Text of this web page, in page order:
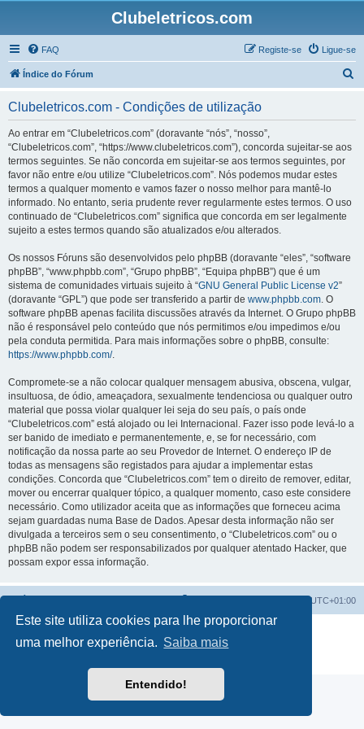
Este site utiliza cookies para lhe proporcionar
uma melhor experiência. Saiba mais
Entendido!
Clubeletricos.com
FAQ Ligue-se
Registe-se
Índice do Fórum
Clubeletricos.com - Condições de utilização
Ao entrar em “Clubeletricos.com” (doravante “nós”, “nosso”,
“Clubeletricos.com”, “https://www.clubeletricos.com”), concorda sujeitar-se aos
termos seguintes. Se não concorda em sujeitar-se aos termos seguintes, por
favor não entre e/ou utilize “Clubeletricos.com”. Nós podemos mudar estes
termos a qualquer momento e vamos fazer o nosso melhor para mantê-lo
informado. No entanto, seria prudente rever regularmente estes termos. O uso
continuado de “Clubeletricos.com” significa que concorda em ser legalmente
sujeito a estes termos quando são atualizados e/ou alterados.
Os nossos Fóruns são desenvolvidos pelo phpBB (doravante “eles”, “software
phpBB”, “www.phpbb.com”, “Grupo phpBB”, “Equipa phpBB”) que é um
sistema de comunidades virtuais sujeito à “GNU General Public License v2”
(doravante “GPL”) que pode ser transferido a partir de www.phpbb.com. O
software phpBB apenas facilita discussões através da Internet. O Grupo phpBB
não é responsável pelo conteúdo que nós permitimos e/ou impedimos e/ou
pela conduta permitida. Para mais informações sobre o phpBB, consulte:
https://www.phpbb.com/.
Compromete-se a não colocar qualquer mensagem abusiva, obscena, vulgar,
insultuosa, de ódio, ameaçadora, sexualmente tendenciosa ou qualquer outro
material que possa violar qualquer lei seja do seu país, o país onde
“Clubeletricos.com” está alojado ou lei Internacional. Fazer isso pode levá-lo a
ser banido de imediato e permanentemente, e, se for necessário, com
notificação da nossa parte ao seu Provedor de Internet. O endereço IP de
todas as mensagens são registados para ajudar a implementar estas
condições. Concorda que “Clubeletricos.com” tem o direito de remover, editar,
mover ou encerrar qualquer tópico, a qualquer momento, caso este considere
necessário. Como utilizador aceita que as informações que forneceu acima
sejam guardadas numa Base de Dados. Apesar desta informação não ser
divulgada a terceiros sem o seu consentimento, o “Clubeletricos.com” ou o
phpBB não podem ser responsabilizados por qualquer atentado Hacker, que
possam expor essa informação.
UTC+01:00
phpBB
® Forum Software © phpBB Limited
Traduzido por:
phpBB Portugal